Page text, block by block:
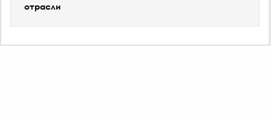
отрасли